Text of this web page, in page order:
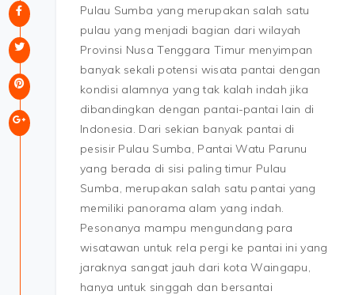
Pulau Sumba yang merupakan salah satu
pulau yang menjadi bagian dari wilayah
Provinsi Nusa Tenggara Timur menyimpan
banyak sekali potensi wisata pantai dengan
kondisi alamnya yang tak kalah indah jika
dibandingkan dengan pantai-pantai lain di
Indonesia. Dari sekian banyak pantai di
pesisir Pulau Sumba, Pantai Watu Parunu
yang berada di sisi paling timur Pulau
Sumba, merupakan salah satu pantai yang
memiliki panorama alam yang indah.
Pesonanya mampu mengundang para
wisatawan untuk rela pergi ke pantai ini yang
jaraknya sangat jauh dari kota Waingapu,
hanya untuk singgah dan bersantai